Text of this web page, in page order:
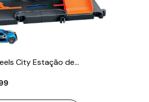
City Estação de